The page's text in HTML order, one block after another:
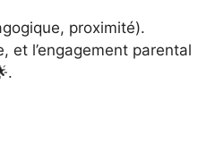
proximité).
et l’engagement parental